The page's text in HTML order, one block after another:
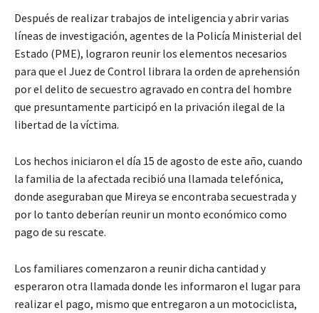
Después de realizar trabajos de inteligencia y abrir varias
líneas de investigación, agentes de la Policía Ministerial del
Estado (PME), lograron reunir los elementos necesarios
para que el Juez de Control librara la orden de aprehensión
por el delito de secuestro agravado en contra del hombre
que presuntamente participó en la privación ilegal de la
libertad de la víctima.
Los hechos iniciaron el día 15 de agosto de este año, cuando
la familia de la afectada recibió una llamada telefónica,
donde aseguraban que Mireya se encontraba secuestrada y
por lo tanto deberían reunir un monto económico como
pago de su rescate.
Los familiares comenzaron a reunir dicha cantidad y
esperaron otra llamada donde les informaron el lugar para
realizar el pago, mismo que entregaron a un motociclista,